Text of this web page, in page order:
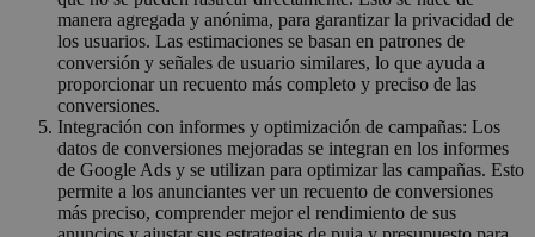
manera agregada y anónima, para garantizar la privacidad de
los usuarios. Las estimaciones se basan en patrones de
conversión y señales de usuario similares, lo que ayuda a
proporcionar un recuento más completo y preciso de las
conversiones.
Integración con informes y optimización de campañas: Los
datos de conversiones mejoradas se integran en los informes
de Google Ads y se utilizan para optimizar las campañas. Esto
permite a los anunciantes ver un recuento de conversiones
más preciso, comprender mejor el rendimiento de sus